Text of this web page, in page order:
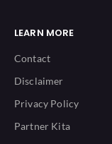
LEARN MORE
Contact
Disclaimer
Privacy Policy
Partner Kita